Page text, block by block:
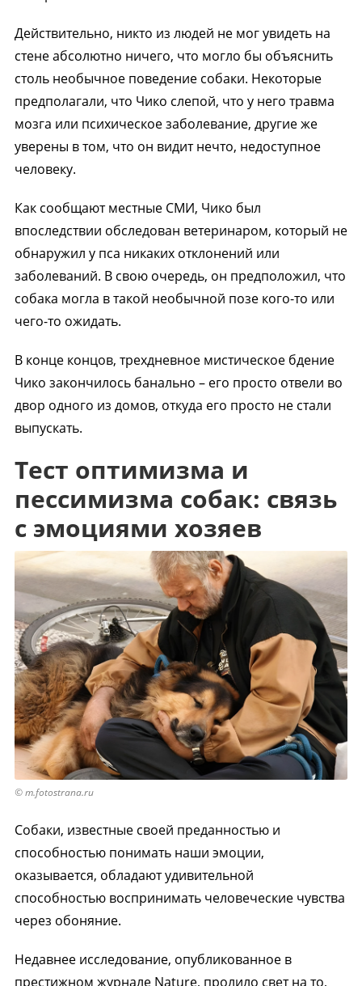
Действительно, никто из людей не мог увидеть на
стене абсолютно ничего, что могло бы объяснить
столь необычное поведение собаки. Некоторые
предполагали, что Чико слепой, что у него травма
мозга или психическое заболевание, другие же
уверены в том, что он видит нечто, недоступное
человеку.
Как сообщают местные СМИ, Чико был
впоследствии обследован ветеринаром, который не
обнаружил у пса никаких отклонений или
заболеваний. В свою очередь, он предположил, что
собака могла в такой необычной позе кого-то или
чего-то ожидать.
В конце концов, трехдневное мистическое бдение
Чико закончилось банально – его просто отвели во
двор одного из домов, откуда его просто не стали
выпускать.
Тест оптимизма и
пессимизма собак: связь
с эмоциями хозяев
© m.fotostrana.ru
Собаки, известные своей преданностью и
способностью понимать наши эмоции,
оказывается, обладают удивительной
способностью воспринимать человеческие чувства
через обоняние.
Недавнее исследование, опубликованное в
престижном журнале Nature, пролило свет на то,